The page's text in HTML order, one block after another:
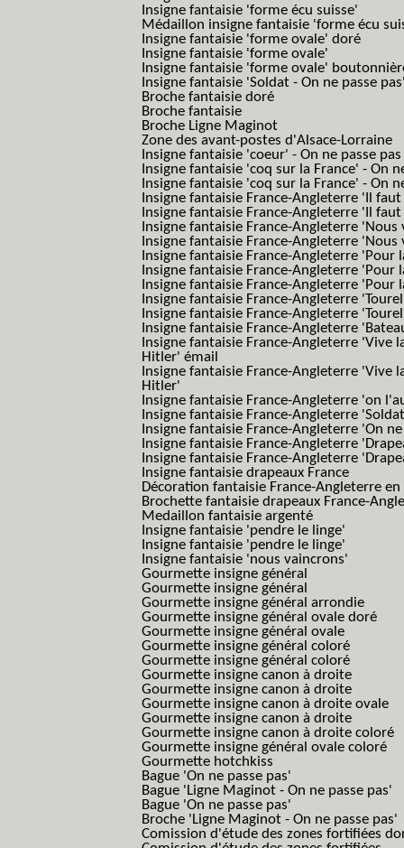
Insigne fantaisie 'forme écu suisse'
Médaillon insigne fantaisie 'forme écu
Insigne fantaisie 'forme ovale' doré
Insigne fantaisie 'forme ovale'
Insigne fantaisie 'forme ovale'
Insigne fantaisie 'Soldat - On ne passe
Broche fantaisie doré
Broche fantaisie
Broche Ligne Maginot
Zone des avant-postes d'Alsace-Lorraine
Insigne fantaisie 'coeur' - On ne passe pas
Insigne fantaisie 'coq sur la France' - On
Insigne fantaisie 'coq sur la France' - On
Insigne fantaisie France-Angleterre 'Il
Insigne fantaisie France-Angleterre 'Il
Insigne fantaisie France-Angleterre
Insigne fantaisie France-Angleterre
Insigne fantaisie France-Angleterre 'Pour
Insigne fantaisie France-Angleterre 'Pour
Insigne fantaisie France-Angleterre 'Pour
Insigne fantaisie France-Angleterre
Insigne fantaisie France-Angleterre
Insigne fantaisie France-Angleterre
Insigne fantaisie France-Angleterre
Hitler' émail
Insigne fantaisie France-Angleterre
Hitler'
Insigne fantaisie France-Angleterre 'on
Insigne fantaisie France-Angleterre
Insigne fantaisie France-Angleterre 'On
Insigne fantaisie France-Angleterre
Insigne fantaisie France-Angleterre
Insigne fantaisie drapeaux France
Décoration fantaisie France-Angleterre en
Brochette fantaisie drapeaux France-
Medaillon fantaisie argenté
Insigne fantaisie 'pendre le linge'
Insigne fantaisie 'pendre le linge'
Insigne fantaisie 'nous vaincrons'
Gourmette insigne général
Gourmette insigne général
Gourmette insigne général arrondie
Gourmette insigne général ovale doré
Gourmette insigne général ovale
Gourmette insigne général coloré
Gourmette insigne général coloré
Gourmette insigne canon à droite
Gourmette insigne canon à droite
Gourmette insigne canon à droite ovale
Gourmette insigne canon à droite
Gourmette insigne canon à droite coloré
Gourmette insigne général ovale coloré
Gourmette hotchkiss
Bague 'On ne passe pas'
Bague 'Ligne Maginot - On ne passe pas'
Bague 'On ne passe pas'
Broche 'Ligne Maginot - On ne passe pas'
Comission d'étude des zones fortifiées